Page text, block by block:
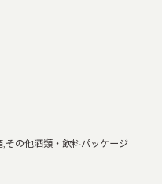
その他酒類・飲料パッケージ